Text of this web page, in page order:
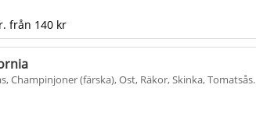
från 140 kr
Champinjoner (färska), Ost, Räkor, Skinka, Tomatsås.